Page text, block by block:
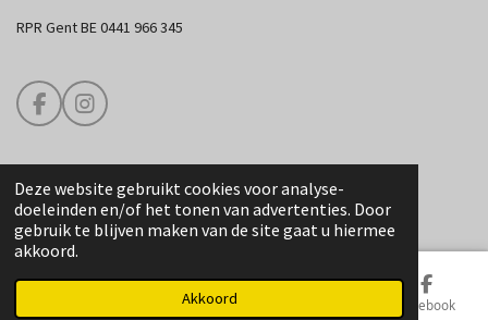
Deze website gebruikt cookies voor analyse-
doeleinden en/of het tonen van advertenties. Door
gebruik te blijven maken van de site gaat u hiermee
akkoord.
Akkoord
RPR Gent BE 0441 966 345
F
a
b
o
o
k
I
n
a
g
r
m
© 2025 Edouard Couture
Telefoonnummer Facebook